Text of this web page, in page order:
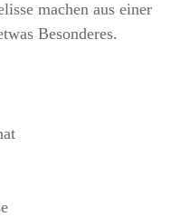
machen aus einer
Besonderes.